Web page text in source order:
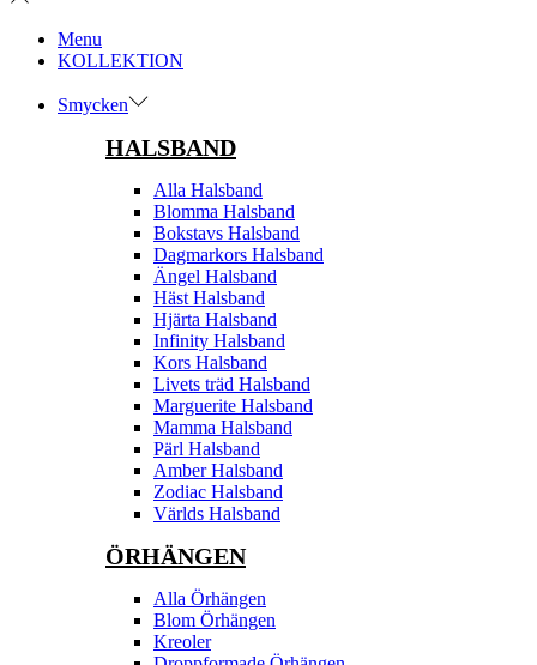
Menu
KOLLEKTION
Smycken
HALSBAND
Alla Halsband
Blomma Halsband
Bokstavs Halsband
Dagmarkors Halsband
Ängel Halsband
Häst Halsband
Hjärta Halsband
Infinity Halsband
Kors Halsband
Livets träd Halsband
Marguerite Halsband
Mamma Halsband
Pärl Halsband
Amber Halsband
Zodiac Halsband
Världs Halsband
ÖRHÄNGEN
Alla Örhängen
Blom Örhängen
Kreoler